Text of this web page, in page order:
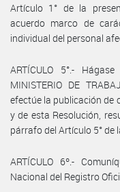
Artículo 1° de la
acuerdo marco de
individual del personal
ARTÍCULO 5°.-
MINISTERIO DE
efectúe la publicación
y de esta Resolución,
párrafo del Artículo 5° de
ARTÍCULO 6º.-
Nacional del Registro